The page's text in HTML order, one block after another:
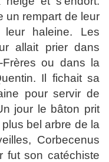
un rempart de leur
haleine. Les
allait prier dans
Frères ou dans la
Il fichait sa
pour servir de
jour le bâton prit
bel arbre de la
Corbecenus
fut son catéchiste